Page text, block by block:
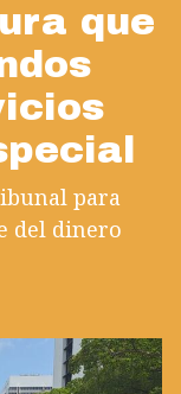
que
para
del dinero